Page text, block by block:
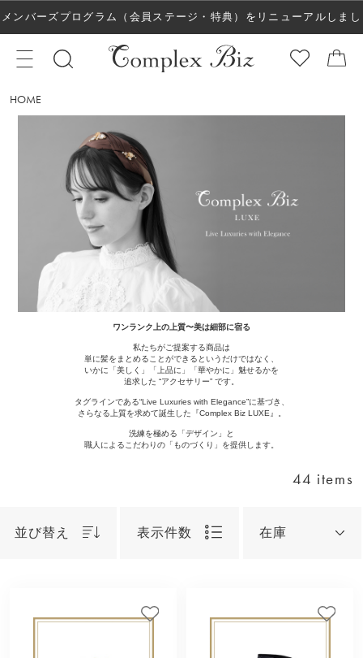
メンバーズプログラム（会員ステージ・特典）をリニューアルしまし
た！
HOME
ワンランク上の上質〜美は細部に宿る
私たちがご提案する商品は
単に髪をまとめることができるというだけではなく、
いかに「美しく」「上品に」「華やかに」魅せるかを
追求した “アクセサリー” です。
タグラインである“Live Luxuries with Elegance”に基づき、
さらなる上質を求めて誕生した『Complex Biz LUXE』。
洗練を極める「デザイン」と
職人によるこだわりの「ものづくり」を提供します。
44 items
並び替え 表示件数 在庫